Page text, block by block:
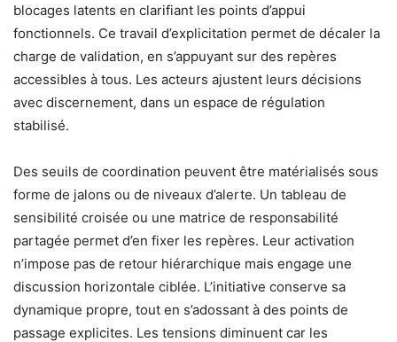
blocages latents en clarifiant les points d’appui
fonctionnels. Ce travail d’explicitation permet de décaler la
charge de validation, en s’appuyant sur des repères
accessibles à tous. Les acteurs ajustent leurs décisions
avec discernement, dans un espace de régulation
stabilisé.
Des seuils de coordination peuvent être matérialisés sous
forme de jalons ou de niveaux d’alerte. Un tableau de
sensibilité croisée ou une matrice de responsabilité
partagée permet d’en fixer les repères. Leur activation
n’impose pas de retour hiérarchique mais engage une
discussion horizontale ciblée. L’initiative conserve sa
dynamique propre, tout en s’adossant à des points de
passage explicites. Les tensions diminuent car les